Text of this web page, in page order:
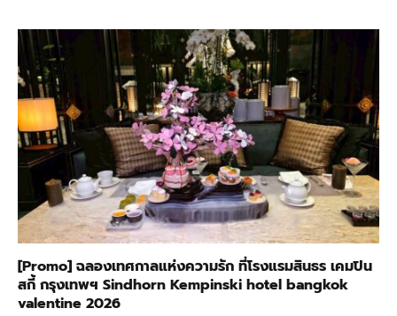
[Promo] ฉลองเทศกาลแห่งความรัก ที่โรงแรมสินธร เคมปิน
สกี้ กรุงเทพฯ Sindhorn Kempinski hotel bangkok
valentine 2026